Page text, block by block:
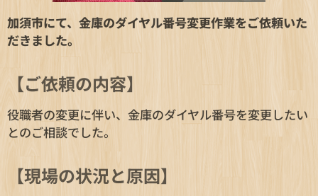
加須市にて、金庫のダイヤル番号変更作業をご依頼いた
だきました。
【ご依頼の内容】
役職者の変更に伴い、金庫のダイヤル番号を変更したい
とのご相談でした。
【現場の状況と原因】